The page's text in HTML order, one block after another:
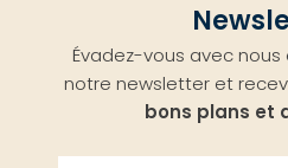
Évadez-vous avec nous
notre newsletter et
bons plans et